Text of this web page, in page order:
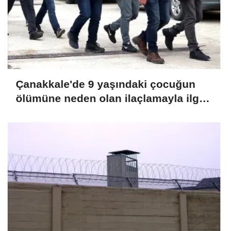
Çanakkale'de 9 yaşındaki çocuğun
ölümüne neden olan ilaçlamayla ilgili